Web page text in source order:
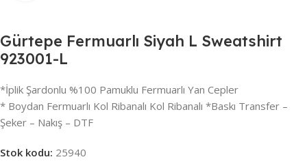
Gürtepe Fermuarlı Siyah L Sweatshirt
923001-L
*İplik Şardonlu %100 Pamuklu Fermuarlı Yan Cepler
* Boydan Fermuarlı Kol Ribanalı Kol Ribanalı *Baskı Transfer –
Şeker – Nakış – DTF
Stok kodu: 25940